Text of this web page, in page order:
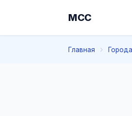
МСС
Главная Города